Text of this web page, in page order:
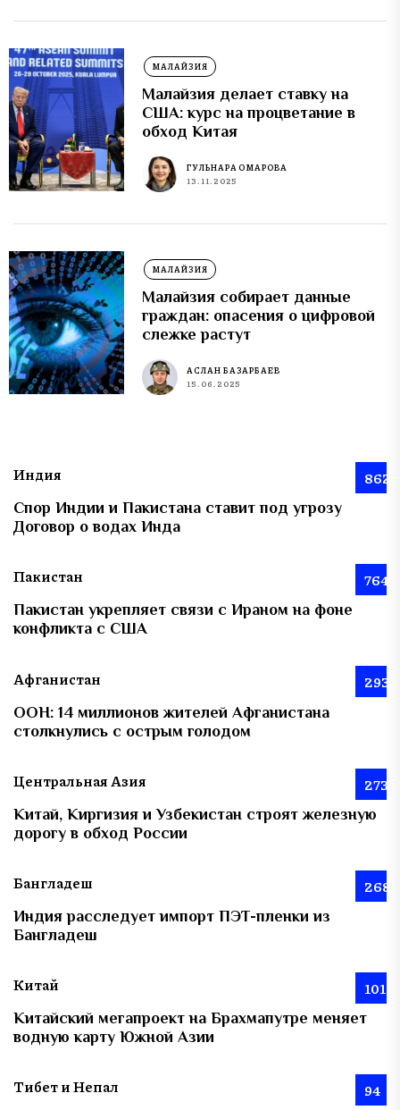
МАЛАЙЗИЯ
Малайзия делает ставку на
США: курс на процветание в
обход Китая
ГУЛЬНАРА ОМАРОВА
13.11.2025
МАЛАЙЗИЯ
Малайзия собирает данные
граждан: опасения о цифровой
слежке растут
АСЛАН БАЗАРБАЕВ
15.06.2025
Индия 862
Спор Индии и Пакистана ставит под угрозу
Договор о водах Инда
Пакистан 764
Пакистан укрепляет связи с Ираном на фоне
конфликта с США
Афганистан 293
ООН: 14 миллионов жителей Афганистана
столкнулись с острым голодом
Центральная Азия 273
Китай, Киргизия и Узбекистан строят железную
дорогу в обход России
Бангладеш 268
Индия расследует импорт ПЭТ-пленки из
Бангладеш
Китай 101
Китайский мегапроект на Брахмапутре меняет
водную карту Южной Азии
Тибет и Непал 94